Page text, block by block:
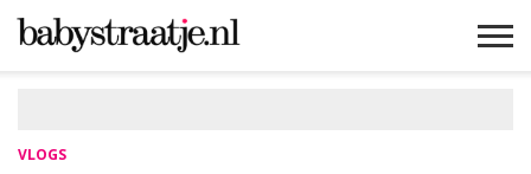
VLOGS